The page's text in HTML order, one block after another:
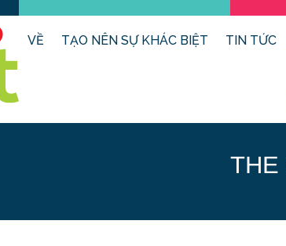
VỀ TẠO NÊN SỰ KHÁC BIỆT TIN TỨC
THE